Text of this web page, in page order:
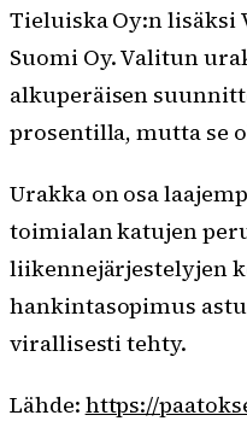
Tieluiska Oy:n lisäksi
Suomi Oy. Valitun
alkuperäisen
prosentilla, mutta se
Urakka on osa
toimialan katujen
liikennejärjestelyjen
hankintasopimus
virallisesti tehty.
Lähde: https://